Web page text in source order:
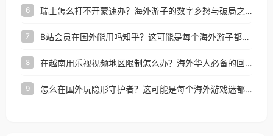
6 瑞士怎么打不开蒙速办？海外游子的数字乡愁与破局之路
7 B站会员在国外能用吗知乎？这可能是每个海外游子都问过的问题
8 在越南用乐视视频地区限制怎么办？海外华人必备的回国加速攻略
9 怎么在国外玩隐形守护者？这可能是每个海外游戏迷都问过的问题